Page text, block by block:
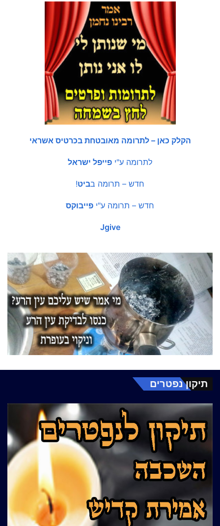
הקלק כאן – לתרומה מאובטחת בכרטיס אשראי
לתרומה ע"י פייפל ישראל
חדש – תרומה בביט!
חדש – תרומה ע"י פייבוקס
Jgive
תיקון נפטרים